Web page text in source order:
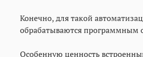
Конечно, для такой
обрабатываются программным
Особенную ценность